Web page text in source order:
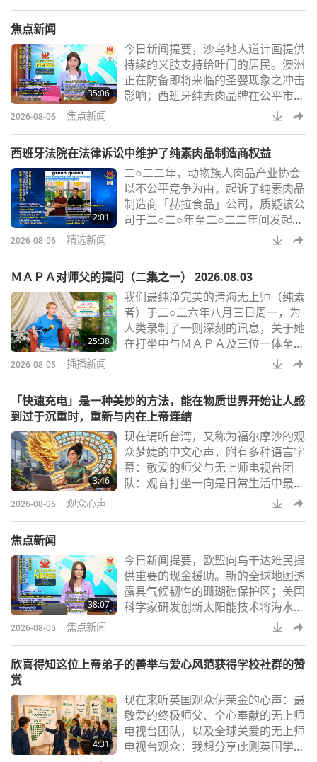
医院太平间，但家人恳求他们再等一
等，看看我是否会恢复意识。我听见
一声巨响，灵魂便离开了身体。我来
到一个充满美丽人们与灿烂光芒的地
焦点新闻
35:06
今日新闻提要，沙乌地人道计画提供
持续的义肢支持给叶门的居民。澳洲
正在防备即将来临的圣婴现象之冲击
影响；西班牙纯素肉品牌在公平市场
竞争上诉中赢得了胜诉；英国政府设
美国志工改造航运货柜成为乌干达学
生的学习空间；加拿大投资于推广其
产自本土的豌豆与蚕豆制成蛋白质的
计画；以及，墨西哥庆祝再度发现原
先以为已灭绝的科苏梅尔侏儒狐族
人。没有人喜欢生病，包括您宠物家
2026-08-06 焦点新闻
西班牙法院在法律诉讼中维护了纯素肉品制造商权益
2:01
二○二二年，动物族人肉品产业协会
以不公平竞争为由，起诉了纯素肉品
制造商「赫拉食品」公司，质疑该公
司于二○二○年至二○二二年间发起的
市场行销活动，指责动物族人肉品产
纳上诉法院认定，「赫拉」的声明有
可信的科学证据支持，且受宪法赋予
的言论自由权所保障。法官们最终的
结论指出，该公司的宣传内容既不具
误导性，亦不构成非法比较性的宣
传。「赫拉」执行长马克‧科洛马
2026-08-06 精选新闻
ＭＡＰＡ对师父的提问（二集之一） 2026.08.03
25:38
我们最纯净完美的清海无上师（纯素
者）于二○二六年八月三日周一，为
人类录制了一则深刻的讯息，关于她
在打坐中与ＭＡＰＡ及三位一体至高
大能者的对话。在这则插播新闻讯息
向她提出的一个令人惊讶的问题，也
谈到她对ＭＡＰＡ及三位一体至高大
能者提出的疑问，关于为何地球上似
乎鲜少显现世界和平的迹象。请继续
观看，以进一步了解师父所说，在这
末世之际，她正在为谁而战、师父向
ＭＡＰＡ及三位一
2026-08-05 插播新闻
「快速充电」是一种美妙的方法，能在物质世界开始让人感
到过于沉重时，重新与内在上帝连结
3:46
现在请听台湾，又称为福尔摩沙的观
众梦婕的中文心声，附有多种语言字
幕：敬爱的师父与无上师电视台团
队：观音打坐一向是日常生活中最佳
的充电时刻。工作忙碌的时候，我也
天，我照例在繁忙的工作中，赶紧塞
着耳机「快充」一下。入定中，看到
一只金黄色巨龙在里面旋转飞舞，内
在升起非常平静、平稳、柔软的爱心
2026-08-05 观众心声
焦点新闻
38:07
今日新闻提要，欧盟向乌干达难民提
供重要的现金援助。新的全球地图透
露具气候韧性的珊瑚礁保护区；美国
科学家研发创新太阳能技术将海水转
化为淡水；荷兰年度健走的传统活动
助在英国英格兰伦敦周边植树；美国
知名摇滚乐团成员入股美国大型纯素
族人重返印尼婆罗洲的野外。大自然
丰富的香草和香料让纯素料理更加美
味。今天，我要分享一个香草栽培小
技巧。罗勒很适合
2026-08-05 焦点新闻
欣喜得知这位上帝弟子的善举与爱心风范获得学校社群的赞
赏
4:31
现在来听英国观众伊茉金的心声：最
敬爱的终极师父、全心奉献的无上师
电视台团队，以及全球关爱的无上师
电视台观众：我想分享此则英国学校